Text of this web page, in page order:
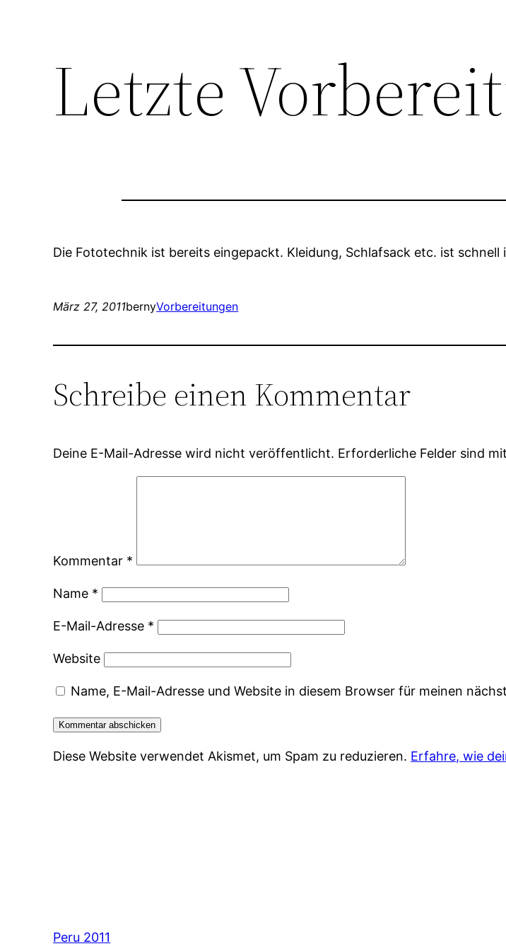
Letzte
Die Fototechnik ist bereits eingepackt. Kleidung, Schlafsack etc. ist
März 27, 2011bernyVorbereitungen
Schreibe einen Kommentar
Deine E-Mail-Adresse wird nicht veröffentlicht. Erforderliche Felder sind mit
Kommentar *
Name *
E-Mail-Adresse *
Website
Name, E-Mail-Adresse und Website in diesem Browser für meinen
Diese Website verwendet Akismet, um Spam zu reduzieren. Erfahre, wie
Peru 2011